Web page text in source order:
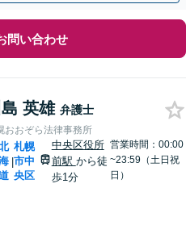
問い合わせ
島 英雄 弁護士
おおぞら法律事務所
|
札幌
市中
央区
中央区役所
前駅 から徒
歩1分
営業時間：00:00
~23:59（土日祝
日）